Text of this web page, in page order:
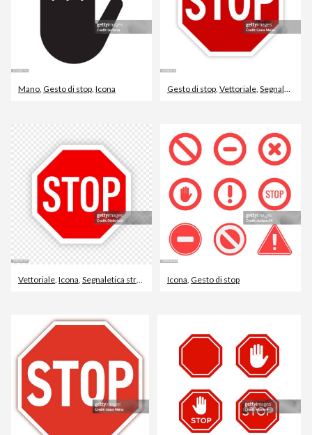
Mano Gesto di stop Icona Gesto di stop Vettoriale Segnaletica stradale
Vettoriale Icona Segnaletica stradale Icona Gesto di stop